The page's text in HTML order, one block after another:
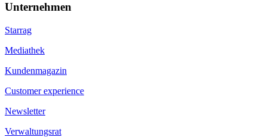
Unternehmen
Starrag
Mediathek
Kundenmagazin
Customer experience
Newsletter
Verwaltungsrat